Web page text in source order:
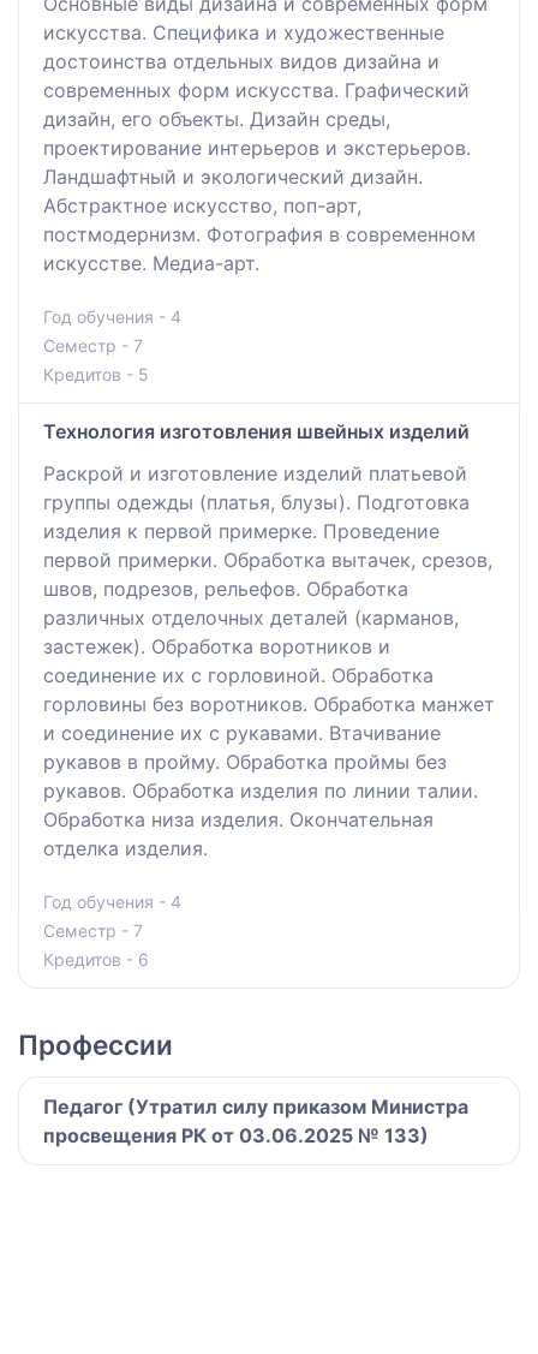
искусства. Специфика и художественные
достоинства отдельных видов дизайна и
современных форм искусства. Графический
дизайн, его объекты. Дизайн среды,
проектирование интерьеров и экстерьеров.
Ландшафтный и экологический дизайн.
Абстрактное искусство, поп-арт,
постмодернизм. Фотография в современном
искусстве. Медиа-арт.
Год обучения - 4
Семестр - 7
Кредитов - 5
Технология изготовления швейных изделий
Раскрой и изготовление изделий платьевой
группы одежды (платья, блузы). Подготовка
изделия к первой примерке. Проведение
первой примерки. Обработка вытачек, срезов,
швов, подрезов, рельефов. Обработка
различных отделочных деталей (карманов,
застежек). Обработка воротников и
соединение их с горловиной. Обработка
горловины без воротников. Обработка манжет
и соединение их с рукавами. Втачивание
рукавов в пройму. Обработка проймы без
рукавов. Обработка изделия по линии талии.
Обработка низа изделия. Окончательная
отделка изделия.
Год обучения - 4
Семестр - 7
Кредитов - 6
Профессии
Педагог (Утратил силу приказом Министра
просвещения РК от 03.06.2025 № 133)